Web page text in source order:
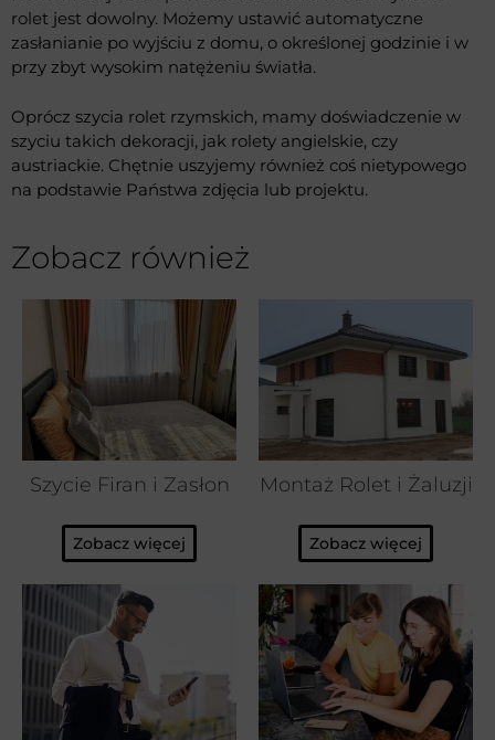
rolet jest dowolny. Możemy ustawić automatyczne
zasłanianie po wyjściu z domu, o określonej godzinie i w
przy zbyt wysokim natężeniu światła.
Oprócz szycia rolet rzymskich, mamy doświadczenie w
szyciu takich dekoracji, jak rolety angielskie, czy
austriackie. Chętnie uszyjemy również coś nietypowego
na podstawie Państwa zdjęcia lub projektu.
Zobacz również
Szycie Firan i Zasłon
Zobacz więcej
Montaż Rolet i Żaluzji
Zobacz więcej